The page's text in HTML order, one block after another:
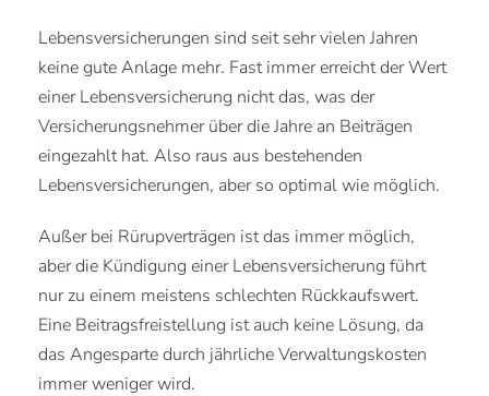
Lebensversicherungen sind seit sehr vielen Jahren
keine gute Anlage mehr. Fast immer erreicht der Wert
einer Lebensversicherung nicht das, was der
Versicherungsnehmer über die Jahre an Beiträgen
eingezahlt hat. Also raus aus bestehenden
Lebensversicherungen, aber so optimal wie möglich.
Außer bei Rürupverträgen ist das immer möglich,
aber die Kündigung einer Lebensversicherung führt
nur zu einem meistens schlechten Rückkaufswert.
Eine Beitragsfreistellung ist auch keine Lösung, da
das Angesparte durch jährliche Verwaltungskosten
immer weniger wird.